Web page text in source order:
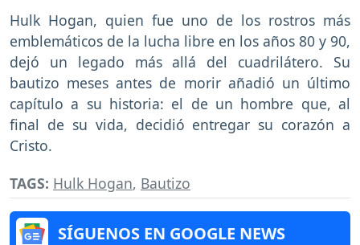
Hulk Hogan, quien fue uno de los rostros más
emblemáticos de la lucha libre en los años 80 y 90,
dejó un legado más allá del cuadrilátero. Su
bautizo meses antes de morir añadió un último
capítulo a su historia: el de un hombre que, al
final de su vida, decidió entregar su corazón a
Cristo.
TAGS: Hulk Hogan, Bautizo
SÍGUENOS EN GOOGLE NEWS